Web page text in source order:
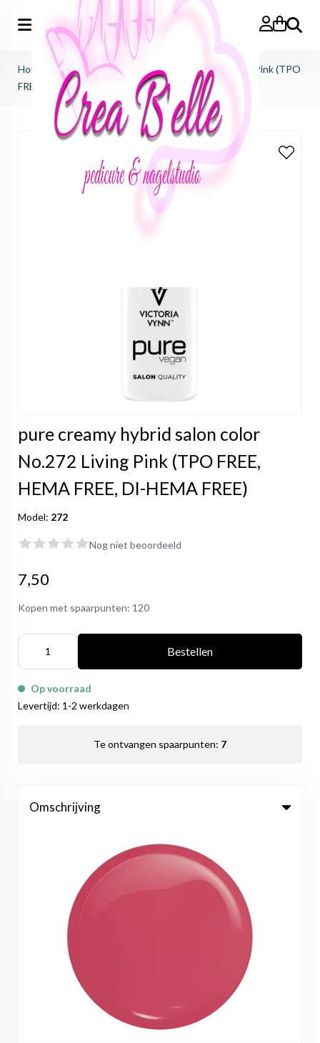
Zoeken
Home
pure creamy hybrid salon color No.272 Living Pink (TPO
FREE, HEMA FREE, DI-HEMA FREE)
pure creamy hybrid salon color
No.272 Living Pink (TPO FREE,
HEMA FREE, DI-HEMA FREE)
Model: 272
Nog niet beoordeeld
7,50
Kopen met spaarpunten: 120
Bestellen
Op voorraad
Levertijd: 1-2 werkdagen
Te ontvangen spaarpunten: 7
Omschrijving